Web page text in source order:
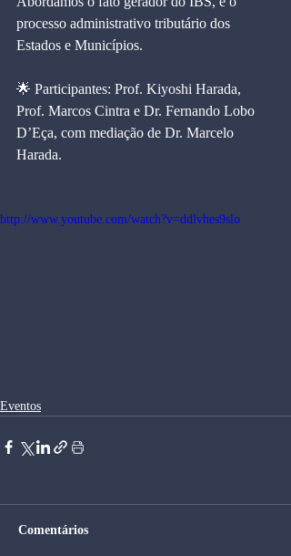
processo administrativo tributário dos
Estados e Municípios.
🌟 Participantes: Prof. Kiyoshi Harada,
Prof. Marcos Cintra e Dr. Fernando Lobo
D’Eça, com mediação de Dr. Marcelo
Harada.
http://www.youtube.com/watch?v=ddlvhes9slo
Eventos
Comentários